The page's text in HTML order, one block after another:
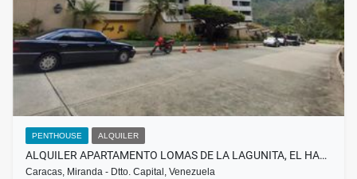
PENTHOUSE ALQUILER
ALQUILER APARTAMENTO LOMAS DE LA LAGUNITA, EL HA…
Caracas, Miranda - Dtto. Capital, Venezuela